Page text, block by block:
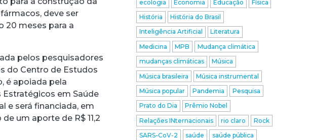
deve ser
20 meses para a
pelos pesquisadores
do Centro de Estudos
é apoiada pela
Estratégicos em Saúde
e será financiada, em
um aporte de R$ 11,2
ecologia
Economia Educação
Física
História
História do Brasil
Inteligência Artificial
Literatura
Medicina
MPB
Mudança climática
mudanças climáticas
Música
Música brasileira
Música instrumental
Música popular
Pandemia
Pesquisa
Prato do Dia
Prêmio Nobel
Relações INternacionais
rio claro
Rock
SARS-CoV-2
saúde
saúde pública